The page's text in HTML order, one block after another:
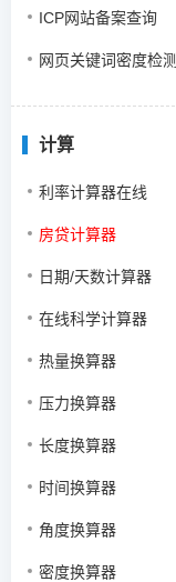
ICP网站备案查询
网页关键词密度检测
计算
利率计算器在线
房贷计算器
日期/天数计算器
在线科学计算器
热量换算器
压力换算器
长度换算器
时间换算器
角度换算器
密度换算器